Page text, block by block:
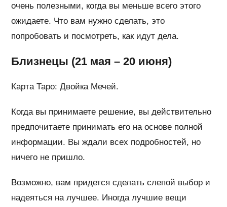
очень полезными, когда вы меньше всего этого
ожидаете. Что вам нужно сделать, это
попробовать и посмотреть, как идут дела.
Близнецы (21 мая – 20 июня)
Карта Таро: Двойка Мечей.
Когда вы принимаете решение, вы действительно
предпочитаете принимать его на основе полной
информации. Вы ждали всех подробностей, но
ничего не пришло.
Возможно, вам придется сделать слепой выбор и
надеяться на лучшее. Иногда лучшие вещи